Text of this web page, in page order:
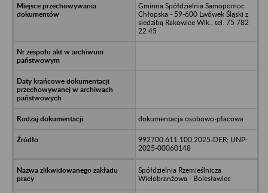
Gminna Spółdzielnia Samopomoc
Chłopska - 59-600 Lwówek Śląski z
siedzibą Rakowice Wlk., tel. 75 782
22 45
dokumentacja osobowo-płacowa
992700.611.100.2025-DER; UNP:
2025-00060148
Spółdzielnia Rzemieślnicza
Wielobranżowa - Bolesławiec